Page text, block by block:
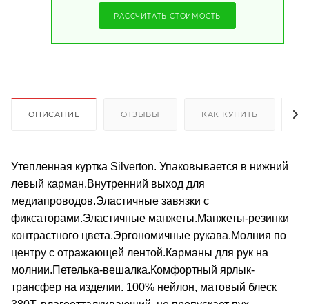
РАССЧИТАТЬ СТОИМОСТЬ
ОПИСАНИЕ ОТЗЫВЫ КАК КУПИТЬ
Утепленная куртка Silverton. Упаковывается в нижний
левый карман.Внутренний выход для
медиапроводов.Эластичные завязки с
фиксаторами.Эластичные манжеты.Манжеты-резинки
контрастного цвета.Эргономичные рукава.Молния по
центру с отражающей лентой.Карманы для рук на
молнии.Петелька-вешалка.Комфортный ярлык-
трансфер на изделии. 100% нейлон, матовый блеск